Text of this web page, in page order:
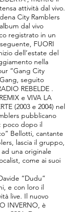
attività dal vivo.
City Ramblers
dal vivo
registrato in un
FUORI
dell’estate del
nella
“Gang City
seguito
REBELDE .
e VIVA LA
(2003 e 2004) nel
pubblicano
poco dopo il
Bellotti, cantante
lascia il gruppo,
una originale
come ai suoi
“Dudu”
e con loro il
live. Il nuovo
INVERNO, è